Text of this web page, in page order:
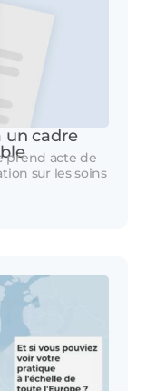
un cadre
prend acte de
sur les soins